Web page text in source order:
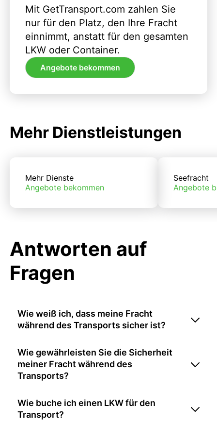
Mit GetTransport.com zahlen Sie
nur für den Platz, den Ihre Fracht
einnimmt, anstatt für den gesamten
LKW oder Container.
Angebote bekommen
Mehr Dienstleistungen
Mehr Dienste
Angebote bekommen
Seefracht
Angebote
Antworten auf
Fragen
Wie weiß ich, dass meine Fracht
während des Transports sicher ist?
Wie gewährleisten Sie die Sicherheit
meiner Fracht während des
Transports?
Wie buche ich einen LKW für den
Transport?